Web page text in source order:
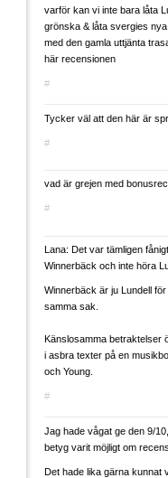
varför kan vi inte bara låta
grönska & låta svergies
med den gamla uttjänta
här recensionen
#
Tycker väl att den här är
#
vad är grejen med
#
Lana: Det var tämligen
Winnerbäck och inte höra
Winnerbäck är ju Lundell
samma sak.
Känslosamma betraktelser
i asbra texter på en
och Young.
#
Jag hade vågat ge den 9/
betyg varit möjligt om
Det hade lika gärna kunnat